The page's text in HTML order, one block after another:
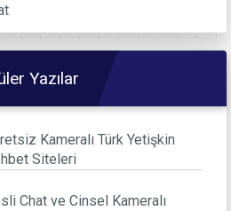
Yazılar
Kameralı Türk Yetişkin
Siteleri
Chat ve Cinsel Kameralı